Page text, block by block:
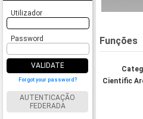
Utilizador
Password
VALIDATE
Forgot your password?
AUTENTICAÇÃO
FEDERADA
Funções
Cientific